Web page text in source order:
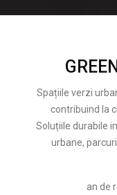
Spațiile verzi
contribuind la
Soluțiile durabile
urbane,
an de